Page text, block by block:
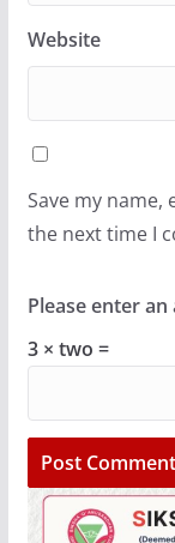
Website
Save my
the next time I
Please enter
3 × two =